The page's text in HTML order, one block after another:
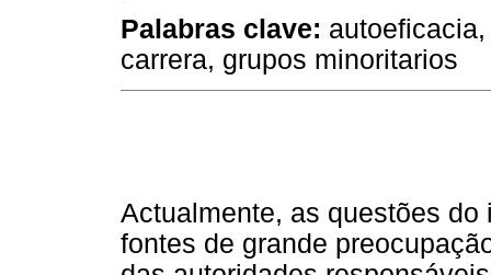
Palabras clave:
carrera, grupos minoritarios
Actualmente, as questões
fontes de grande